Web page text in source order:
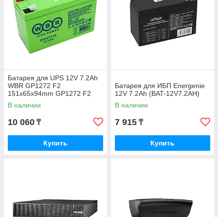
Батарея для UPS 12V 7.2Ah
WBR GP1272 F2
151x65x94mm GP1272 F2
В наличии
10 060 ₸
Купить
Батарея для ИБП Energenie
12V 7.2Ah (BAT-12V7.2AH)
В наличии
7 915 ₸
Купить